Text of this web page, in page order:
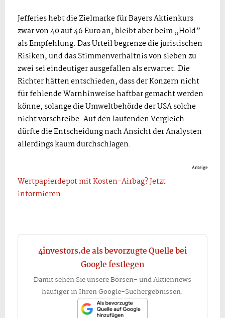
Jefferies hebt die Zielmarke für Bayers Aktienkurs
zwar von 40 auf 46 Euro an, bleibt aber beim „Hold”
als Empfehlung. Das Urteil begrenze die juristischen
Risiken, und das Stimmenverhältnis von sieben zu
zwei sei eindeutiger ausgefallen als erwartet. Die
Richter hätten entschieden, dass der Konzern nicht
für fehlende Warnhinweise haftbar gemacht werden
könne, solange die Umweltbehörde der USA solche
nicht vorschreibe. Auf den laufenden Vergleich
dürfte die Entscheidung nach Ansicht der Analysten
allerdings kaum durchschlagen.
Anzeige
Wertpapierdepot mit Kosten-Airbag? Jetzt
informieren.
4investors.de als bevorzugte Quelle bei
Google festlegen
Damit sehen Sie unsere Börsen- und Aktiennews
häufiger in Ihren Google-Suchergebnissen.